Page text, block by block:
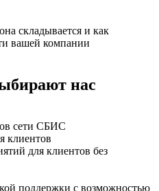
складывается и как
вашей компании
нас
сети СБИС
клиентов
для клиентов без
поддержки с возможностью